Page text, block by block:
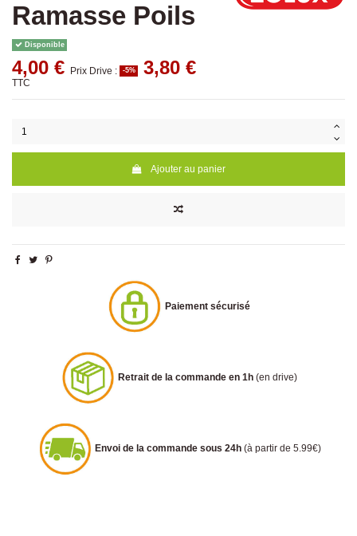
Ramasse Poils
Disponible
4,00 € Prix Drive : -5% 3,80 €
TTC
Ajouter au panier
Paiement sécurisé
Retrait de la commande en 1h (en drive)
Envoi de la commande sous 24h (à partir de 5.99€)